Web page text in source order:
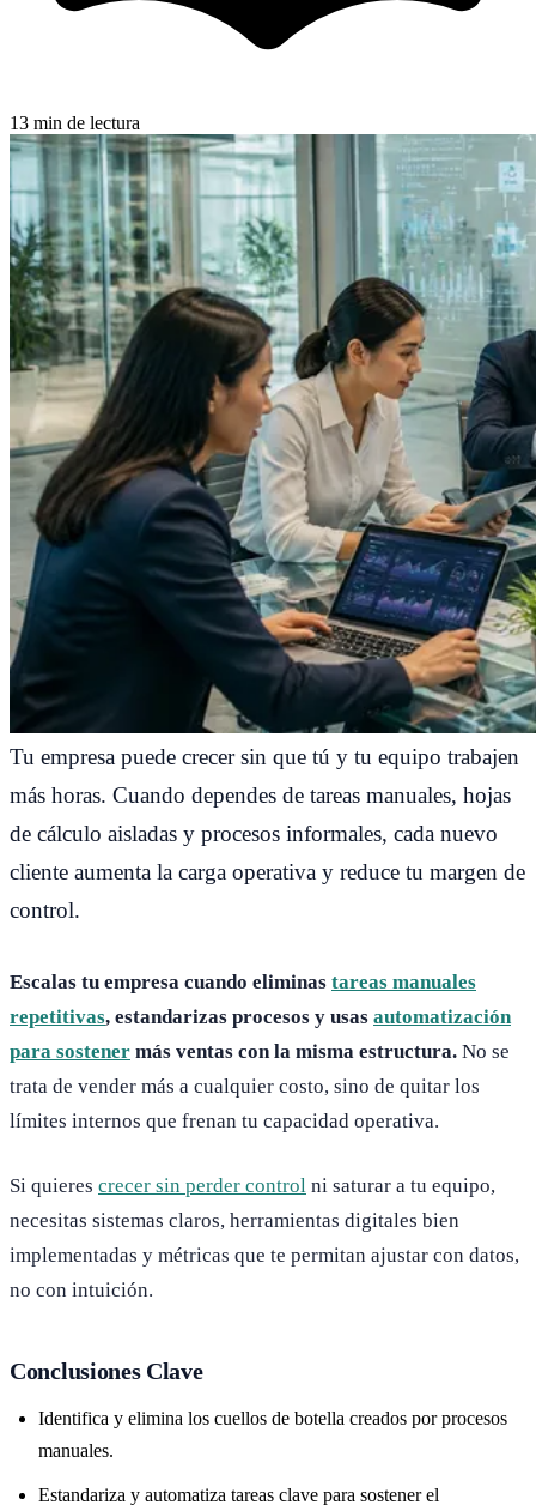
13 min de lectura
Tu empresa puede crecer sin que tú y tu equipo trabajen
más horas. Cuando dependes de tareas manuales, hojas
de cálculo aisladas y procesos informales, cada nuevo
cliente aumenta la carga operativa y reduce tu margen de
control.
Escalas tu empresa cuando eliminas tareas manuales
repetitivas, estandarizas procesos y usas automatización
para sostener más ventas con la misma estructura. No se
trata de vender más a cualquier costo, sino de quitar los
límites internos que frenan tu capacidad operativa.
Si quieres crecer sin perder control ni saturar a tu equipo,
necesitas sistemas claros, herramientas digitales bien
implementadas y métricas que te permitan ajustar con datos,
no con intuición.
Conclusiones Clave
Identifica y elimina los cuellos de botella creados por procesos
manuales.
Estandariza y automatiza tareas clave para sostener el